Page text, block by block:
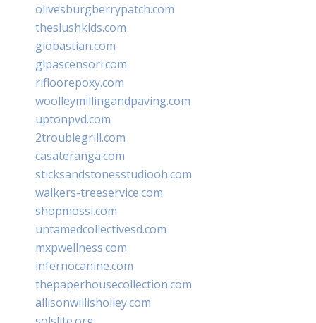
olivesburgberrypatch.com
theslushkids.com
giobastian.com
glpascensori.com
rifloorepoxy.com
woolleymillingandpaving.com
uptonpvd.com
2troublegrill.com
casateranga.com
sticksandstonesstudiooh.com
walkers-treeservice.com
shopmossi.com
untamedcollectivesd.com
mxpwellness.com
infernocanine.com
thepaperhousecollection.com
allisonwillisholley.com